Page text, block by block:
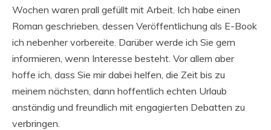
Wochen waren prall gefüllt mit Arbeit. Ich habe einen
Roman geschrieben, dessen Veröffentlichung als E-Book
ich nebenher vorbereite. Darüber werde ich Sie gern
informieren, wenn Interesse besteht. Vor allem aber
hoffe ich, dass Sie mir dabei helfen, die Zeit bis zu
meinem nächsten, dann hoffentlich echten Urlaub
anständig und freundlich mit engagierten Debatten zu
verbringen.